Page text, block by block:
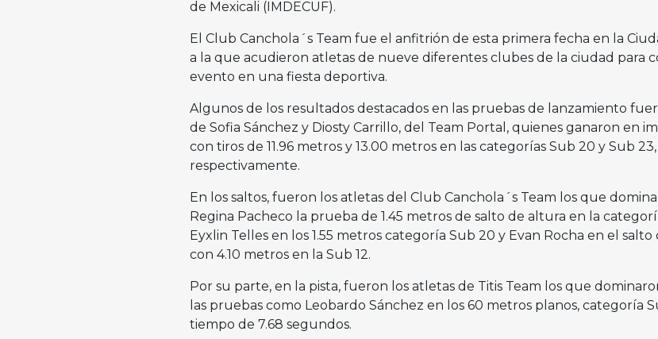
de Mexicali (IMDECUF).
El Club Canchola´s Team fue el anfitrión de esta primera fecha en la
a la que acudieron atletas de nueve diferentes clubes de la ciudad para
evento en una fiesta deportiva.
Algunos de los resultados destacados en las pruebas de lanzamiento
de Sofia Sánchez y Diosty Carrillo, del Team Portal, quienes ganaron en
con tiros de 11.96 metros y 13.00 metros en las categorías Sub 20 y Sub 23,
respectivamente.
En los saltos, fueron los atletas del Club Canchola´s Team los que
Regina Pacheco la prueba de 1.45 metros de salto de altura en la
Eyxlin Telles en los 1.55 metros categoría Sub 20 y Evan Rocha en el
con 4.10 metros en la Sub 12.
Por su parte, en la pista, fueron los atletas de Titis Team los que
las pruebas como Leobardo Sánchez en los 60 metros planos, categoría
tiempo de 7.68 segundos.